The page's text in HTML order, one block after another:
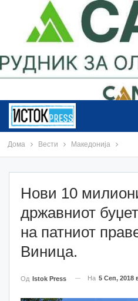
Дома Вести Македонија
Нови 10
државниот
на патниот
Виница.
Од Istok Press На 5 Сеп, 2018